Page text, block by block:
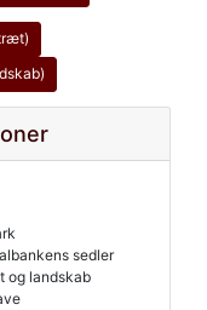
sedler
og landskab